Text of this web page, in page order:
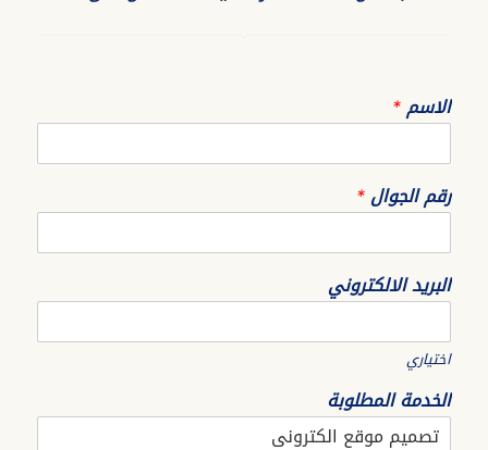
الاسم*
رقم الجوال*
البريد الالكتروني
اختياري
الخدمة المطلوبة